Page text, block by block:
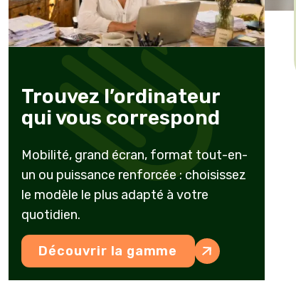
Facture
électronique
vins au chai en
version full web
Arboriculteur
Maraîcher
dans
la
place
et
conception
de
solutions
adaptées
à
vos
Trouvez l’ordinateur
qui vous correspond
Mobilité, grand écran, format tout-en-
un ou puissance renforcée : choisissez
le modèle le plus adapté à votre
quotidien.
Découvrir la gamme